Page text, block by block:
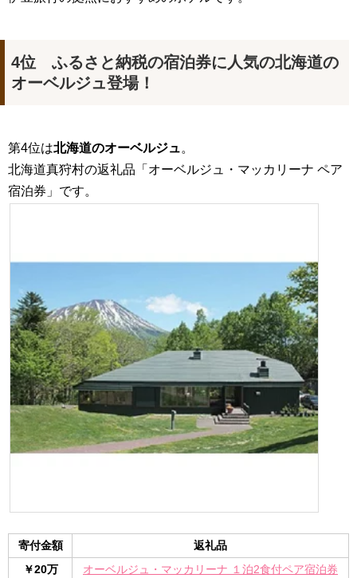
4位 ふるさと納税の宿泊券に人気の北海道の
オーベルジュ登場！
第4位は北海道のオーベルジュ。
北海道真狩村の返礼品「オーベルジュ・マッカリーナ ペア
宿泊券」です。
寄付金額
返礼品
￥20万
オーベルジュ・マッカリーナ １泊2食付ペア宿泊券